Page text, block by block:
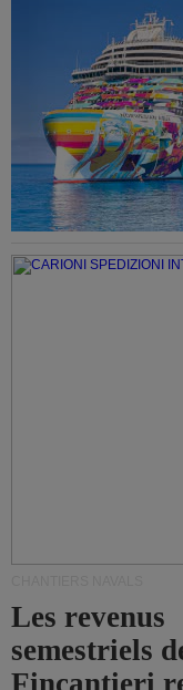
Les revenus
semestriels
Fincantieri